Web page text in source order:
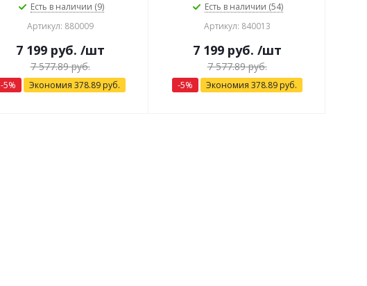
Есть в наличии (9)
Артикул: 880009
7 199руб. /шт
7 577.89руб.
-5% Экономия 378.89руб.
Есть в наличии (54)
Артикул: 840013
7 199руб. /шт
7 577.89руб.
-5% Экономия 378.89руб.